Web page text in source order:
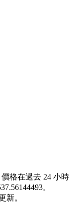
格在過去 24 小時
。
新。